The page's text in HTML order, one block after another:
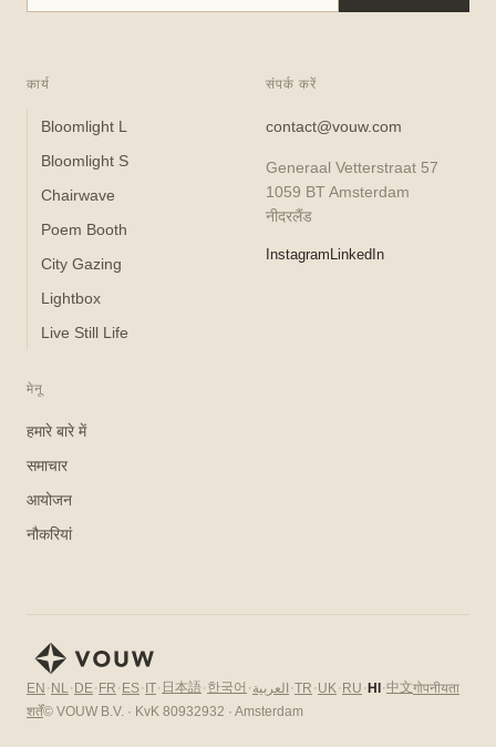
कार्य
Bloomlight L
Bloomlight S
Chairwave
Poem Booth
City Gazing
Lightbox
Live Still Life
मेनू
हमारे बारे में
समाचार
आयोजन
नौकरियां
संपर्क करें
contact@vouw.com
Generaal Vetterstraat 57
1059 BT Amsterdam
नीदरलैंड
InstagramLinkedIn
EN · NL · DE · FR · ES· IT· 日本語 · 한국어 · العربية ·TR · UK · RU ·HI·中文गोपनीयता
शर्तें© VOUW B.V. · KvK 80932932 · Amsterdam